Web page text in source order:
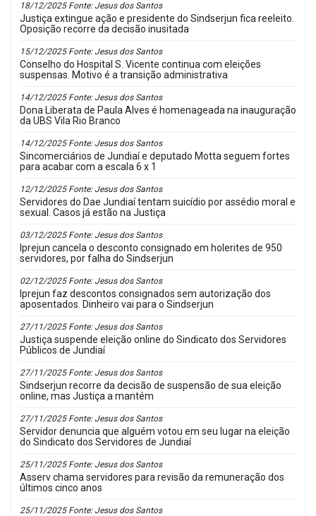
18/12/2025 Fonte: Jesus dos Santos
Justiça extingue ação e presidente do Sindserjun fica reeleito.
Oposição recorre da decisão inusitada
15/12/2025 Fonte: Jesus dos Santos
Conselho do Hospital S. Vicente continua com eleições
suspensas. Motivo é a transição administrativa
14/12/2025 Fonte: Jesus dos Santos
Dona Liberata de Paula Alves é homenageada na inauguração
da UBS Vila Rio Branco
14/12/2025 Fonte: Jesus dos Santos
Sincomerciários de Jundiaí e deputado Motta seguem fortes
para acabar com a escala 6 x 1
12/12/2025 Fonte: Jesus dos Santos
Servidores do Dae Jundiaí tentam suicídio por assédio moral e
sexual. Casos já estão na Justiça
03/12/2025 Fonte: Jesus dos Santos
Iprejun cancela o desconto consignado em holerites de 950
servidores, por falha do Sindserjun
02/12/2025 Fonte: Jesus dos Santos
Iprejun faz descontos consignados sem autorização dos
aposentados. Dinheiro vai para o Sindserjun
27/11/2025 Fonte: Jesus dos Santos
Justiça suspende eleição online do Sindicato dos Servidores
Públicos de Jundiaí
27/11/2025 Fonte: Jesus dos Santos
Sindserjun recorre da decisão de suspensão de sua eleição
online, mas Justiça a mantém
27/11/2025 Fonte: Jesus dos Santos
Servidor denuncia que alguém votou em seu lugar na eleição
do Sindicato dos Servidores de Jundiaí
25/11/2025 Fonte: Jesus dos Santos
Asserv chama servidores para revisão da remuneração dos
últimos cinco anos
25/11/2025 Fonte: Jesus dos Santos